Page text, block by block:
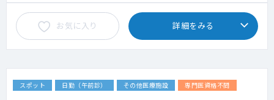
お気に入り 詳細をみる
スポット 日勤（午前診） その他医療施設 専門医資格不問